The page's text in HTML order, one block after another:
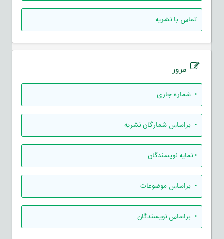
تماس با نشریه
مرور
• شماره جاری
• براساس شمارگان نشریه
•نمایه نویسندگان
• براساس موضوعات
• براساس نویسندگان